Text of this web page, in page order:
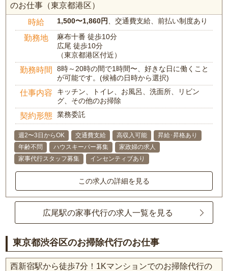
のお仕事（東京都港区）
時給 1,500〜1,860円、交通費支給、前払い制度あり
勤務地
麻布十番 徒歩10分
広尾 徒歩10分
（東京都港区付近）
勤務時間
8時～20時の間で1時間〜、好きな日に働くこと
が可能です。(候補の日時から選択)
仕事内容
キッチン、トイレ、お風呂、洗面所、リビン
グ、その他のお掃除
契約形態 業務委託
週2〜3日からOK 交通費支給 高収入可能
昇給･昇格あり
年齢不問
ハウスキーパー募集
家政婦の求人
家事代行スタッフ募集
インセンティブあり
この求人の詳細を見る
広尾駅の家事代行の求人一覧を見る
東京都渋谷区のお掃除代行のお仕事
西新宿駅から徒歩7分！1Kマンションでのお掃除代行の